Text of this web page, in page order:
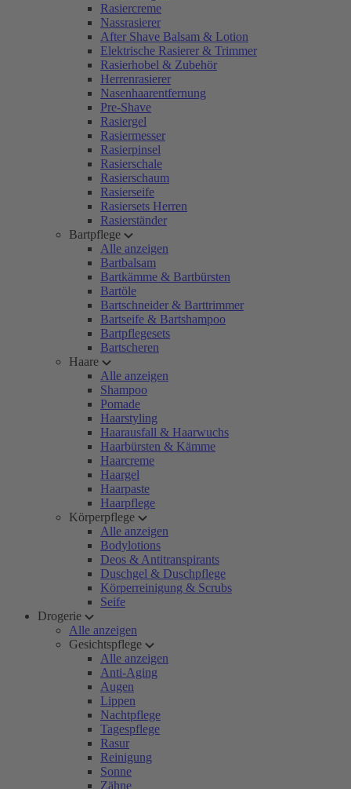
Rasiercreme
Nassrasierer
After Shave Balsam & Lotion
Elektrische Rasierer & Trimmer
Rasierhobel & Zubehör
Herrenrasierer
Nasenhaarentfernung
Pre-Shave
Rasiergel
Rasiermesser
Rasierpinsel
Rasierschale
Rasierschaum
Rasierseife
Rasiersets Herren
Rasierständer
Bartpflege
Alle anzeigen
Bartbalsam
Bartkämme & Bartbürsten
Bartöle
Bartschneider & Barttrimmer
Bartseife & Bartshampoo
Bartpflegesets
Bartscheren
Haare
Alle anzeigen
Shampoo
Pomade
Haarstyling
Haarausfall & Haarwuchs
Haarbürsten & Kämme
Haarcreme
Haargel
Haarpaste
Haarpflege
Körperpflege
Alle anzeigen
Bodylotions
Deos & Antitranspirants
Duschgel & Duschpflege
Körperreinigung & Scrubs
Seife
Drogerie
Alle anzeigen
Gesichtspflege
Alle anzeigen
Anti-Aging
Augen
Lippen
Nachtpflege
Tagespflege
Rasur
Reinigung
Sonne
Zähne